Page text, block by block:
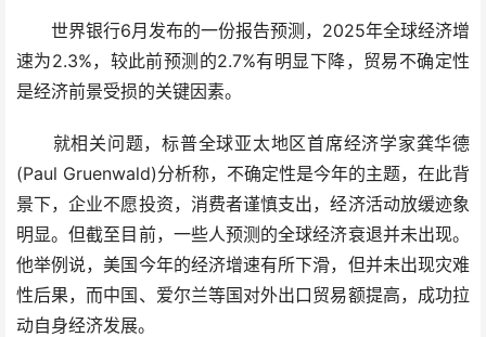
世界银行6月发布的一份报告预测，2025年全球经济增
速为2.3%，较此前预测的2.7%有明显下降，贸易不确定性
是经济前景受损的关键因素。
就相关问题，标普全球亚太地区首席经济学家龚华德
(Paul Gruenwald)分析称，不确定性是今年的主题，在此背
景下，企业不愿投资，消费者谨慎支出，经济活动放缓迹象
明显。但截至目前，一些人预测的全球经济衰退并未出现。
他举例说，美国今年的经济增速有所下滑，但并未出现灾难
性后果，而中国、爱尔兰等国对外出口贸易额提高，成功拉
动自身经济发展。